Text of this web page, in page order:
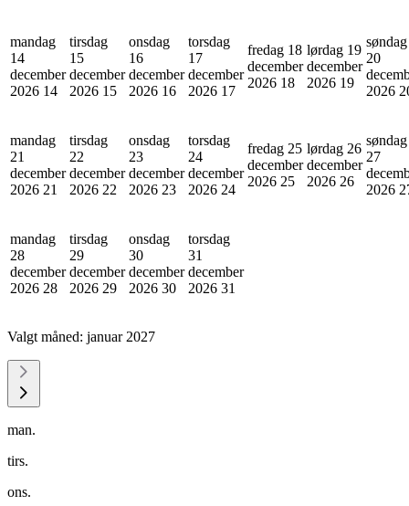
mandag
14
december
2026 14
tirsdag
15
december
2026 15
onsdag
16
december
2026 16
torsdag
17
december
2026 17
fredag 18
december
2026 18
lørdag 19
december
2026 19
søndag
20
2026
mandag
21
december
2026 21
tirsdag
22
december
2026 22
onsdag
23
december
2026 23
torsdag
24
december
2026 24
fredag 25
december
2026 25
lørdag 26
december
2026 26
søndag
27
2026
mandag
28
december
2026 28
tirsdag
29
december
2026 29
onsdag
30
december
2026 30
torsdag
31
december
2026 31
Valgt måned: januar 2027
man.
tirs.
ons.